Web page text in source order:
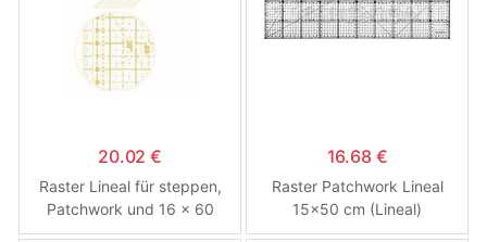
20.02 €
Raster Lineal für steppen,
Patchwork und 16 x 60
cm, gelb Beschreibung
16.68 €
Raster Patchwork Lineal
15x50 cm (Lineal)